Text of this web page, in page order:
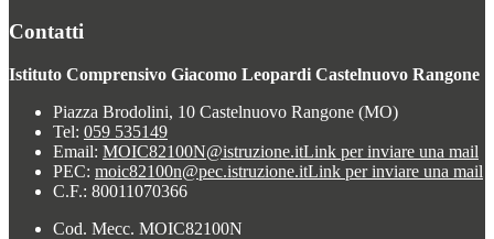
Contatti
Istituto Comprensivo Giacomo Leopardi Castelnuovo Rangone
Piazza Brodolini, 10 Castelnuovo Rangone (MO)
Tel: 059 535149
Email: MOIC82100N@istruzione.itLink per inviare una mail
PEC: moic82100n@pec.istruzione.itLink per inviare una mail
C.F.: 80011070366
Cod. Mecc. MOIC82100N